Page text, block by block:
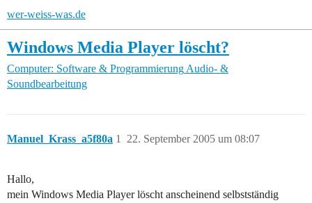
wer-weiss-was.de
Windows Media Player löscht?
Computer: Software & Programmierung Audio- &
Soundbearbeitung
Manuel_Krass_a5f80a 22. September 2005 um 08:07
1
Hallo,
mein Windows Media Player löscht anscheinend selbstständig